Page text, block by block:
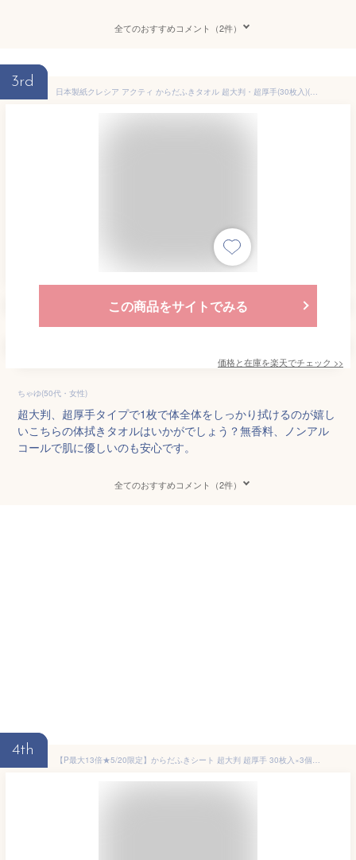
全てのおすすめコメント（2件）
3rd
日本製紙クレシア アクティ からだふきタオル 超大判・超厚手(30枚入)(サイズ:40×30cm) 無香料 ノンアルコール【 使い捨て 濡れタオル ウェットティッシュ からだふきシート 体拭きシート 介護 清拭 衛生用品 】【ポイント10倍】
この商品をサイトでみる
価格と在庫を楽天でチェック >>
ちゃゆ(50代・女性)
超大判、超厚手タイプで1枚で体全体をしっかり拭けるのが嬉し
いこちらの体拭きタオルはいかがでしょう？無香料、ノンアル
コールで肌に優しいのも安心です。
全てのおすすめコメント（2件）
4th
【P最大13倍★5/20限定】からだふきシート 超大判 超厚手 30枚入×3個セット(計90枚）体拭きシート 大判 ウエットティッシュ ウェットタオル ぬれタオル 介護用品 防災グッズ ボディタオル 使い捨てタオル